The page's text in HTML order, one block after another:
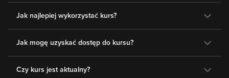
Jak najlepiej wykorzystać kurs?
Jak mogę uzyskać dostęp do kursu?
Czy kurs jest aktualny?